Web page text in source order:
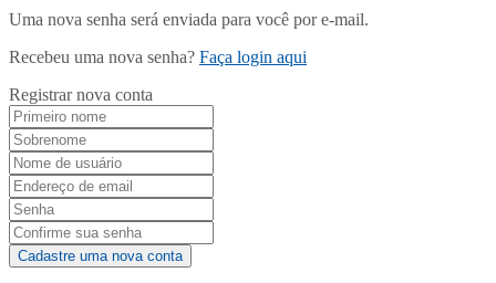
Uma nova senha será enviada para você por e-mail.
Recebeu uma nova senha? Faça login aqui
Registrar nova conta